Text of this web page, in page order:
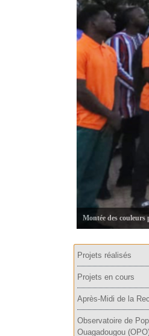
Projets réalisés
Projets en cours
Après-Midi de la
Observatoire de
Ouagadougou